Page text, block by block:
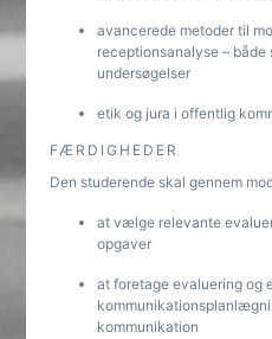
avancerede metoder til
receptionsanalyse –
undersøgelser
etik og jura i offentlig
FÆRDIGHEDER
Den studerende skal gennem
at vælge relevante
opgaver
at foretage evaluering og
kommunikation